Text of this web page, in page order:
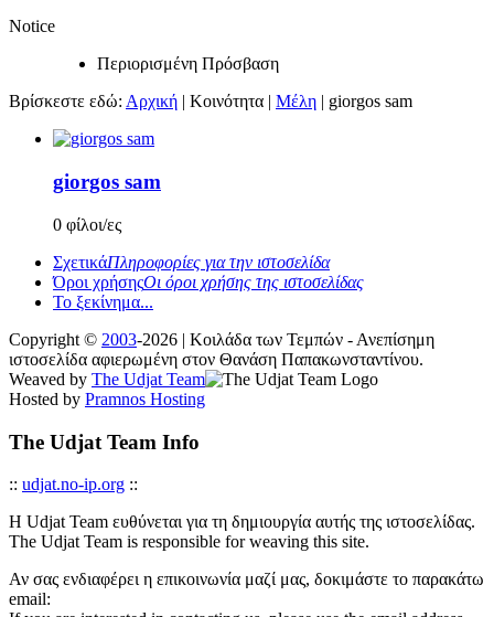
Notice
Περιορισμένη Πρόσβαση
Βρίσκεστε εδώ: Αρχική | Κοινότητα | Μέλη | giorgos sam
giorgos sam
0 φίλοι/ες
ΣχετικάΠληροφορίες για την ιστοσελίδα
Όροι χρήσηςΟι όροι χρήσης της ιστοσελίδας
Το ξεκίνημα...
Copyright © 2003-2026 | Κοιλάδα των Τεμπών - Ανεπίσημη
ιστοσελίδα αφιερωμένη στον Θανάση Παπακωνσταντίνου.
Weaved by The Udjat Team
Hosted by Pramnos Hosting
The Udjat Team Info
:: udjat.no-ip.org ::
Η Udjat Team ευθύνεται για τη δημιουργία αυτής της ιστοσελίδας.
The Udjat Team is responsible for weaving this site.
Αν σας ενδιαφέρει η επικοινωνία μαζί μας, δοκιμάστε το παρακάτω
email: